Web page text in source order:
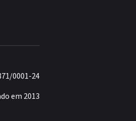
0001-24
em 2013